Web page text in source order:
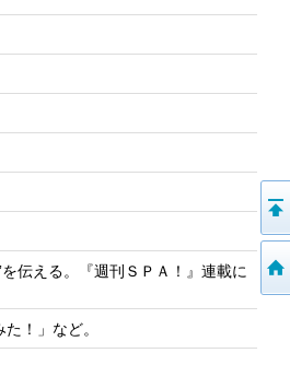
伝える。『週刊ＳＰＡ！』連載に
！」など。